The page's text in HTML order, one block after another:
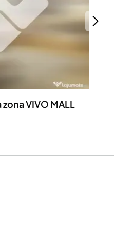
VIVO MALL